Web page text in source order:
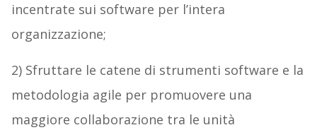
incentrate sui software per l’intera
organizzazione;
2) Sfruttare le catene di strumenti software e la
metodologia agile per promuovere una
maggiore collaborazione tra le unità